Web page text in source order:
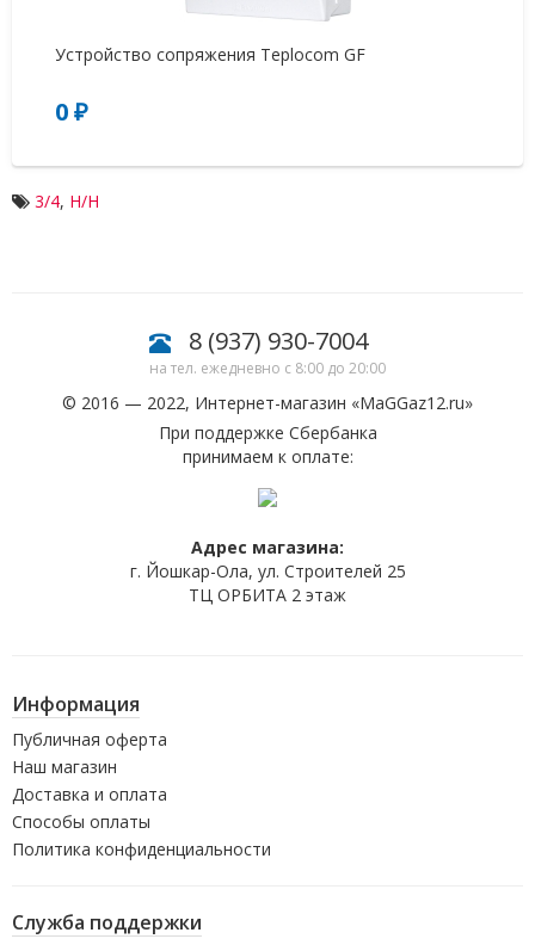
Устройство сопряжения Teplocom GF
0 ₽
3/4, Н/Н
8 (937) 930-7004
на тел. ежедневно с 8:00 до 20:00
© 2016 — 2022, Интернет-магазин «MaGGaz12.ru»
При поддержке Сбербанка
принимаем к оплате:
Адрес магазина:
г. Йошкар-Ола, ул. Строителей 25
ТЦ ОРБИТА 2 этаж
Информация
Публичная оферта
Наш магазин
Доставка и оплата
Способы оплаты
Политика конфиденциальности
Служба поддержки